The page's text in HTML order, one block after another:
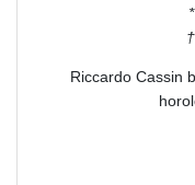
Riccardo Cassin